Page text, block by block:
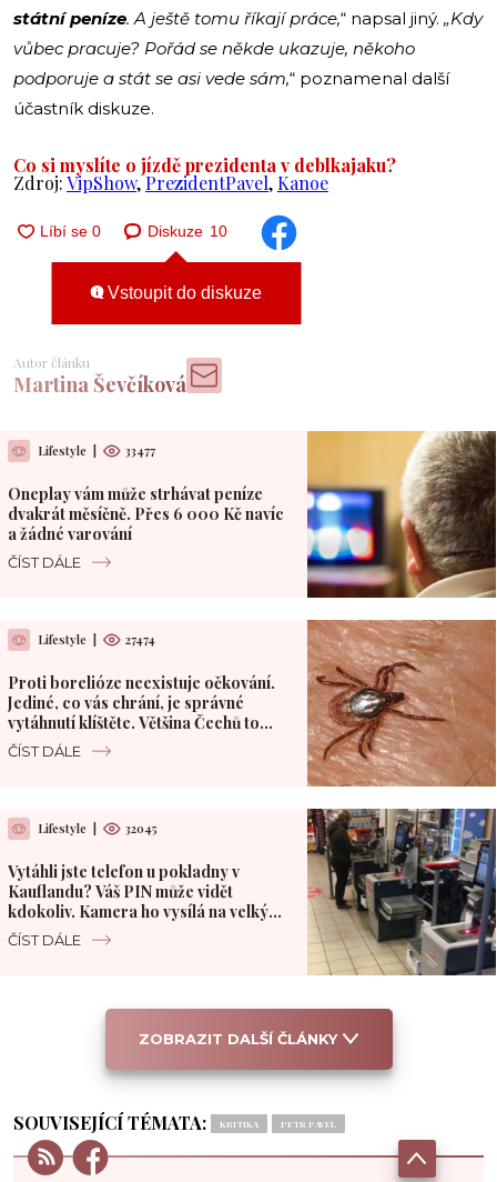
státní peníze. A ještě tomu říkají práce,“ napsal jiný. „Kdy
vůbec pracuje? Pořád se někde ukazuje, někoho
podporuje a stát se asi vede sám,“ poznamenal další
účastník diskuze.
Co si myslíte o jízdě prezidenta v deblkajaku?
Zdroj:VipShow,PrezidentPavel,Kanoe
Diskuze 10
Vstoupit do diskuze
Autor článku
Martina Ševčíková
Lifestyle 33477
Oneplay vám může strhávat peníze
dvakrát měsíčně. Přes 6 000 Kč navíc
a žádné varování
ČÍST DÁLE
Lifestyle 27474
Proti borelióze neexistuje očkování.
Jediné, co vás chrání, je správné
vytáhnutí klíštěte. Většina Čechů to
dělá špatně
ČÍST DÁLE
Lifestyle 32045
Vytáhli jste telefon u pokladny v
Kauflandu? Váš PIN může vidět
kdokoliv. Kamera ho vysílá na velký
monitor
ČÍST DÁLE
ZOBRAZIT DALŠÍ ČLÁNKY
SOUVISEJÍCÍ TÉMATA: KRITIKA PETR PAVEL